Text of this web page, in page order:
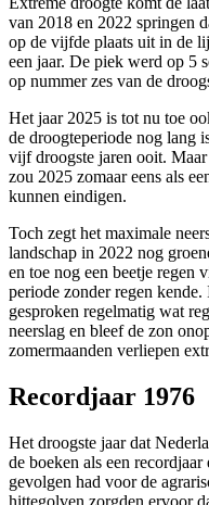
van 2018 en 2022 springen
op de vijfde plaats uit in de
een jaar. De piek werd op 5
op nummer zes van de
Het jaar 2025 is tot nu toe
de droogteperiode nog lang
vijf droogste jaren ooit.
zou 2025 zomaar eens als
kunnen eindigen.
Toch zegt het maximale
landschap in 2022 nog
en toe nog een beetje regen
periode zonder regen
gesproken regelmatig wat
neerslag en bleef de zon
zomermaanden verliepen
Recordjaar 1976
Het droogste jaar dat
de boeken als een
gevolgen had voor de
hittegolven zorgden ervoor